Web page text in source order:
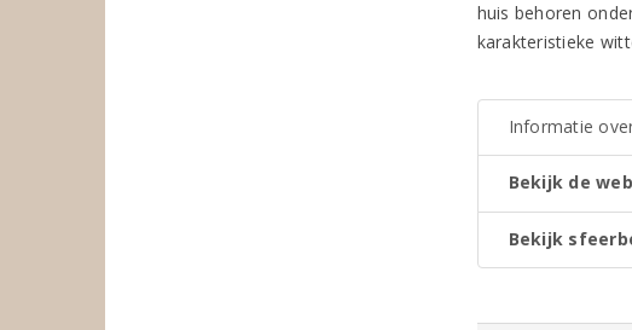
huis behoren
karakteristieke
Informatie
Bekijk de
Bekijk